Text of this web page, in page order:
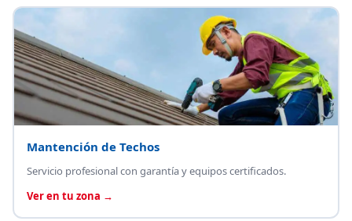
Mantención de Techos
Servicio profesional con garantía y equipos certificados.
Ver en tu zona →